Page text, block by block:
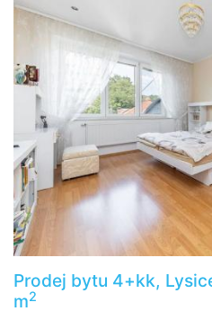
Prodej bytu 4+kk,
m2